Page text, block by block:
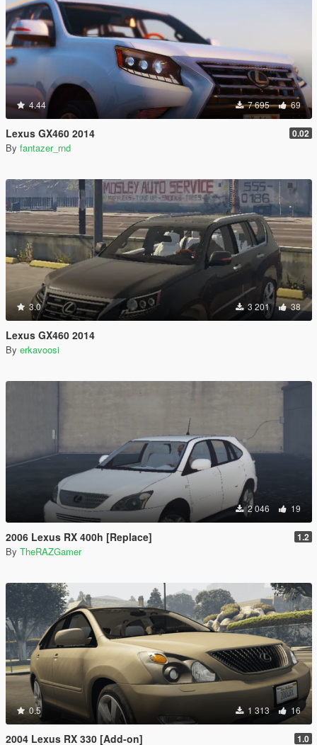
4.44 7 695 69
Lexus GX460 2014 0.02
By fantazer_rnd
3.0 3 201 38
Lexus GX460 2014
By erkavoosi
2 046 19
2006 Lexus RX 400h [Replace] 1.2
By TheRAZGamer
0.5 1 313 16
2004 Lexus RX 330 [Add-on] 1.0